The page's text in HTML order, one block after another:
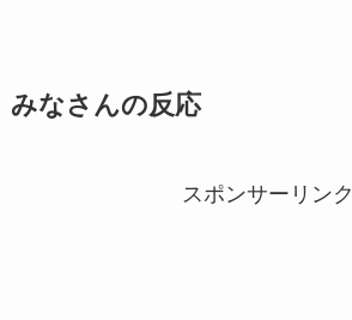
みなさんの反応
スポンサーリンク